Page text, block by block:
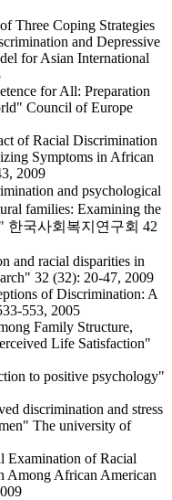
Three Coping Strategies
and Depressive
for Asian International
for All: Preparation
Council of Europe
of Racial Discrimination
Symptoms in African
2009
and psychological
families: Examining the
한국사회복지연구회 42
and racial disparities in
32 (32): 20-47, 2009
of Discrimination: A
553, 2005
Family Structure,
Life Satisfaction"
to positive psychology"
discrimination and stress
The university of
Examination of Racial
Among African American